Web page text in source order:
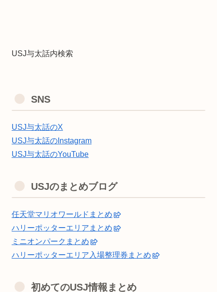
USJ与太話内検索
SNS
USJ与太話のX
USJ与太話のInstagram
USJ与太話のYouTube
USJのまとめブログ
任天堂マリオワールドまとめ
ハリーポッターエリアまとめ
ミニオンパークまとめ
ハリーポッターエリア入場整理券まとめ
初めてのUSJ情報まとめ